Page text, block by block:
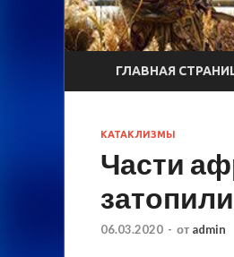
ГЛАВНАЯ
КАТАКЛИЗМЫ
Части
06.03.2020 - от admin